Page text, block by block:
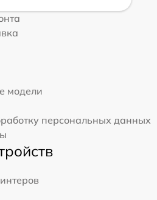
модели
персональных данных